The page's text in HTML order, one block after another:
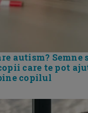
autism? Semne
care te pot
copilul